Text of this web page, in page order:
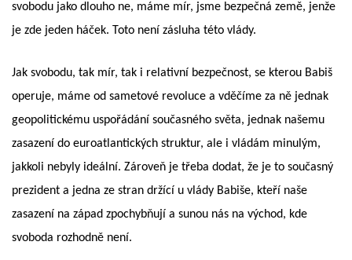
svobodu jako dlouho ne, máme mír, jsme bezpečná země, jenže
je zde jeden háček. Toto není zásluha této vlády.
Jak svobodu, tak mír, tak i relativní bezpečnost, se kterou Babiš
operuje, máme od sametové revoluce a vděčíme za ně jednak
geopolitickému uspořádání současného světa, jednak našemu
zasazení do euroatlantických struktur, ale i vládám minulým,
jakkoli nebyly ideální. Zároveň je třeba dodat, že je to současný
prezident a jedna ze stran držící u vlády Babiše, kteří naše
zasazení na západ zpochybňují a sunou nás na východ, kde
svoboda rozhodně není.